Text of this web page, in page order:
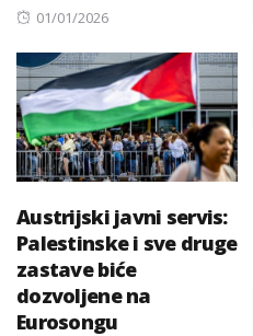
Posted
01/01/2026
Austrijski javni servis:
Palestinske i sve druge
zastave biće
dozvoljene na
Eurosongu